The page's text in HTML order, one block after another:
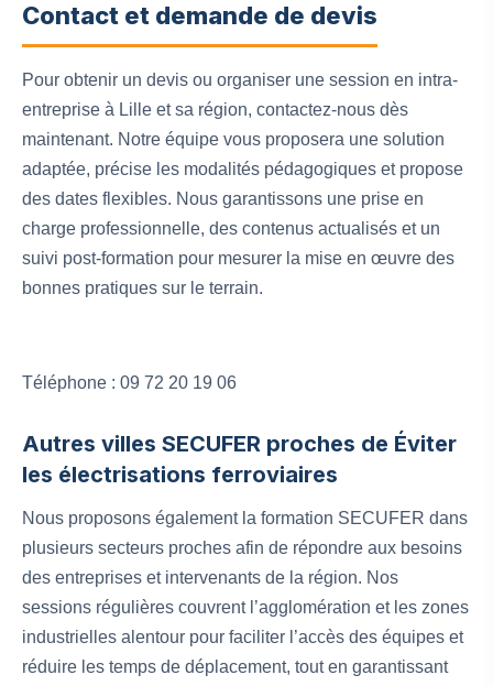
Contact et demande de devis
Pour obtenir un devis ou organiser une session en intra-
entreprise à Lille et sa région, contactez-nous dès
maintenant. Notre équipe vous proposera une solution
adaptée, précise les modalités pédagogiques et propose
des dates flexibles. Nous garantissons une prise en
charge professionnelle, des contenus actualisés et un
suivi post-formation pour mesurer la mise en œuvre des
bonnes pratiques sur le terrain.
Téléphone : 09 72 20 19 06
Autres villes SECUFER proches de Éviter
les électrisations ferroviaires
Nous proposons également la formation SECUFER dans
plusieurs secteurs proches afin de répondre aux besoins
des entreprises et intervenants de la région. Nos
sessions régulières couvrent l’agglomération et les zones
industrielles alentour pour faciliter l’accès des équipes et
réduire les temps de déplacement, tout en garantissant